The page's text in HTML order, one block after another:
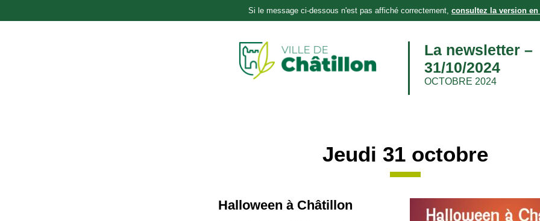
Si le message ci-dessous n'est pas affiché correctement, consultez la version
La newsletter –
31/10/2024
OCTOBRE 2024
Jeudi 31 octobre
Halloween à Châtillon